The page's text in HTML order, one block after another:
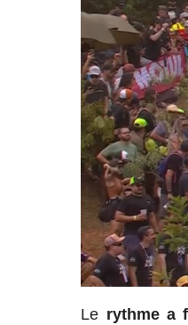
Le rythme a